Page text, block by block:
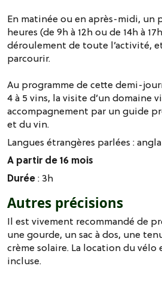
En matinée ou en après-midi, un
heures (de 9h à 12h ou de 14h à
déroulement de toute l’activité,
parcourir.
Au programme de cette demi-
4 à 5 vins, la visite d’un domaine
accompagnement par un guide
et du vin.
Langues étrangères parlées :
A partir de 16 mois
Durée: 3h
Autres précisions
Il est vivement recommandé de
une gourde, un sac à dos, une
crème solaire. La location du vélo
incluse.